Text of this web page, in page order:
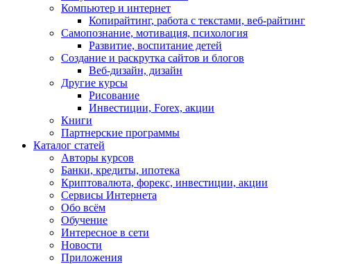
Компьютер и интернет
Копирайтинг, работа с текстами, веб-райтинг
Самопознание, мотивация, психология
Развитие, воспитание детей
Создание и раскрутка сайтов и блогов
Веб-дизайн, дизайн
Другие курсы
Рисование
Инвестиции, Forex, акции
Книги
Партнерские программы
Каталог статей
Авторы курсов
Банки, кредиты, ипотека
Криптовалюта, форекс, инвестиции, акции
Сервисы Интернета
Обо всём
Обучение
Интересное в сети
Новости
Приложения